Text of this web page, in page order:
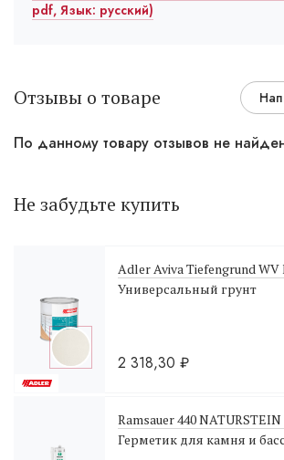
pdf, Язык: русский)
Отзывы о товаре
По данному товару отзывов не
Не забудьте купить
Adler Aviva Tiefengrund WV
Универсальный грунт
2 318,30 ₽
Ramsauer 440
Герметик для камня и